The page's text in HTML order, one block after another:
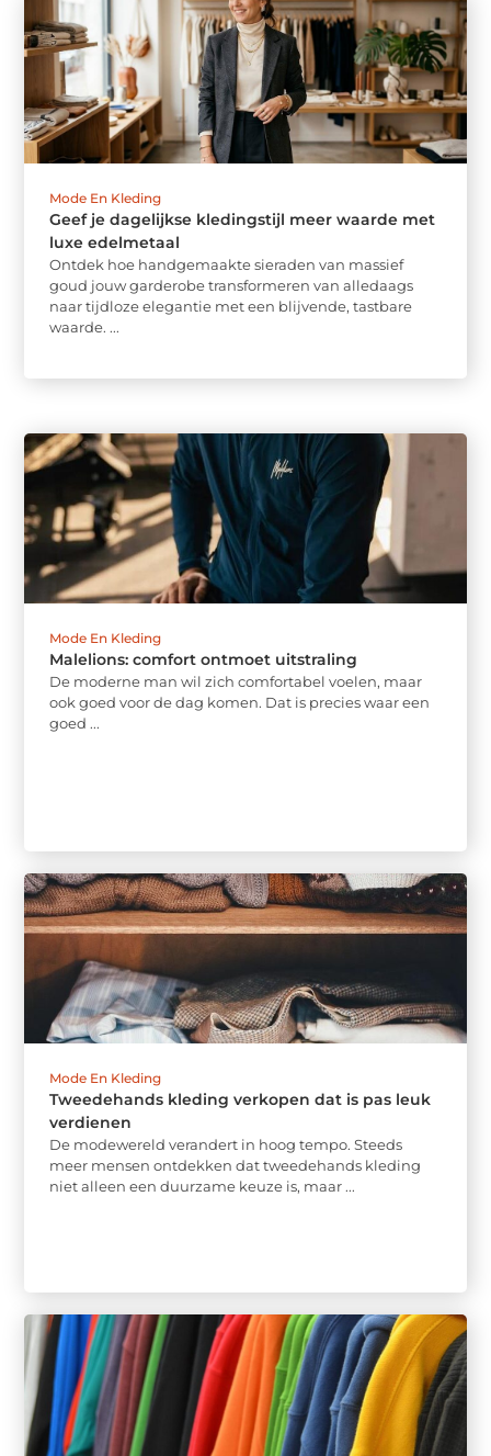
Mode En Kleding
Geef je dagelijkse kledingstijl meer waarde met
luxe edelmetaal
Ontdek hoe handgemaakte sieraden van massief
goud jouw garderobe transformeren van alledaags
naar tijdloze elegantie met een blijvende, tastbare
waarde. ...
Mode En Kleding
Malelions: comfort ontmoet uitstraling
De moderne man wil zich comfortabel voelen, maar
ook goed voor de dag komen. Dat is precies waar een
goed ...
Mode En Kleding
Tweedehands kleding verkopen dat is pas leuk
verdienen
De modewereld verandert in hoog tempo. Steeds
meer mensen ontdekken dat tweedehands kleding
niet alleen een duurzame keuze is, maar ...